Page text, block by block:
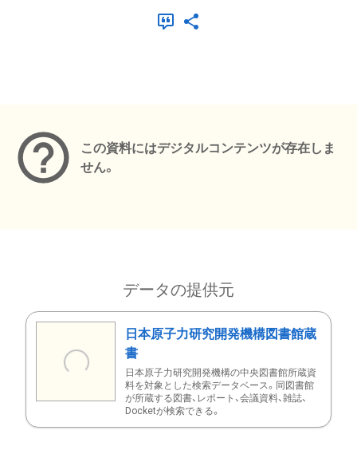
この資料にはデジタルコンテンツが存在しま
せん。
データの提供元
日本原子力研究開発機構図書館蔵
書
日本原子力研究開発機構の中央図書館所蔵資
料を対象とした検索データベース。同図書館
が所蔵する図書、レポート、会議資料、雑誌、
Docketが検索できる。